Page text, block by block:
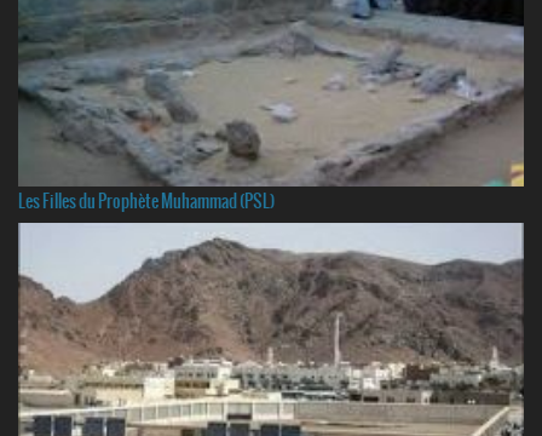
Les Filles du Prophète Muhammad (PSL)